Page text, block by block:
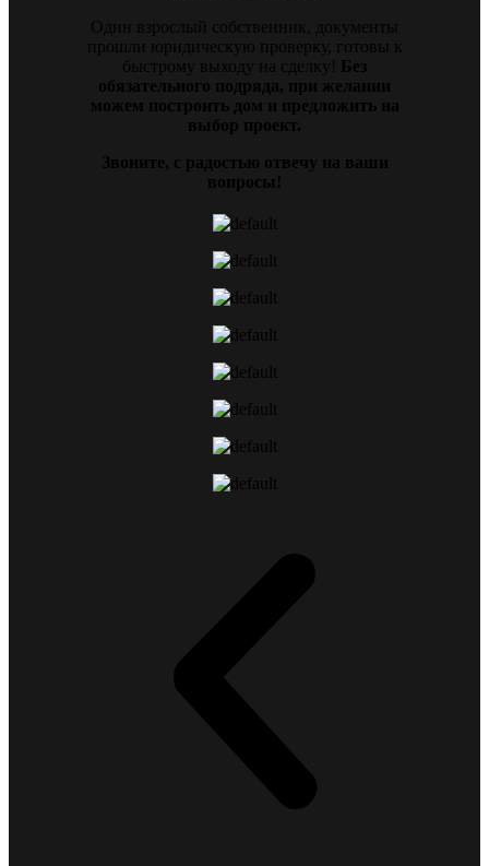
Один взрослый собственник, документы
прошли юридическую проверку, готовы к
быстрому выходу на сделку! Без
обязательного подряда, при желании
можем построить дом и предложить на
выбор проект.
​​​​​​​Звоните, с радостью отвечу на ваши
вопросы!